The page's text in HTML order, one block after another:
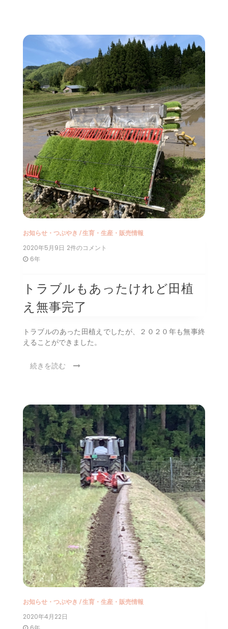
お知らせ・つぶやき /生育・生産・販売情報
2020年5月9日 ト
も
あ
っ
た
れ
ど
田
了
へ
の
2件のコメント
6年
トラブルもあったけれど田植
え無事完了
トラブルのあった田植えでしたが、２０２０年も無事終
えることができました。
続きを読む
お知らせ・つぶやき /生育・生産・販売情報
2020年4月22日